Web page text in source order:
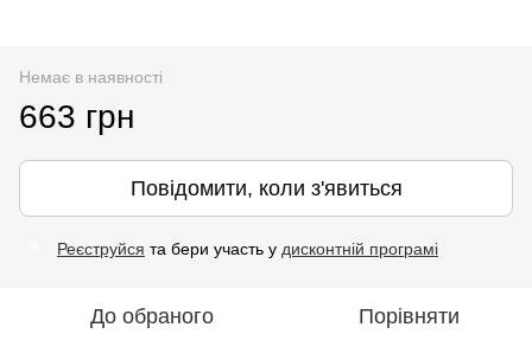
Немає в наявності
663 грн
Повідомити, коли з'явиться
Реєструйся та бери участь у дисконтній програмі
До обраного Порівняти